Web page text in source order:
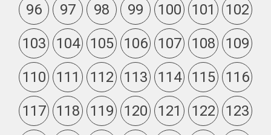
96
97 98 99 100 101
102
103
104 105 106 107 108
109
110
111 112 113 114 115
116
117
118 119 120 121 122
123